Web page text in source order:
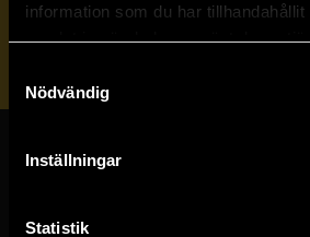
information som du har
samlat in när du har använt deras
Nödvändig
Inställningar
Statistik
Stockholmsbutiken